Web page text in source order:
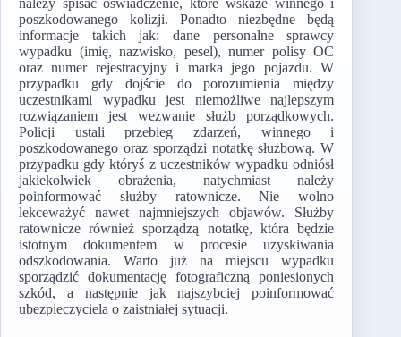
poszkodowanego kolizji. Ponadto niezbędne będą
informacje takich jak: dane personalne sprawcy
wypadku (imię, nazwisko, pesel), numer polisy OC
oraz numer rejestracyjny i marka jego pojazdu. W
przypadku gdy dojście do porozumienia między
uczestnikami wypadku jest niemożliwe najlepszym
rozwiązaniem jest wezwanie służb porządkowych.
Policji ustali przebieg zdarzeń, winnego i
poszkodowanego oraz sporządzi notatkę służbową. W
przypadku gdy któryś z uczestników wypadku odniósł
jakiekolwiek obrażenia, natychmiast należy
poinformować służby ratownicze. Nie wolno
lekceważyć nawet najmniejszych objawów. Służby
ratownicze również sporządzą notatkę, która będzie
istotnym dokumentem w procesie uzyskiwania
odszkodowania. Warto już na miejscu wypadku
sporządzić dokumentację fotograficzną poniesionych
szkód, a następnie jak najszybciej poinformować
ubezpieczyciela o zaistniałej sytuacji.